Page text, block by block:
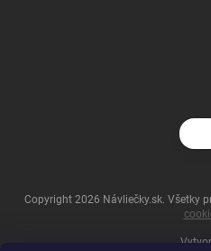
Copyright 2026 Návliečky.sk. Všetky